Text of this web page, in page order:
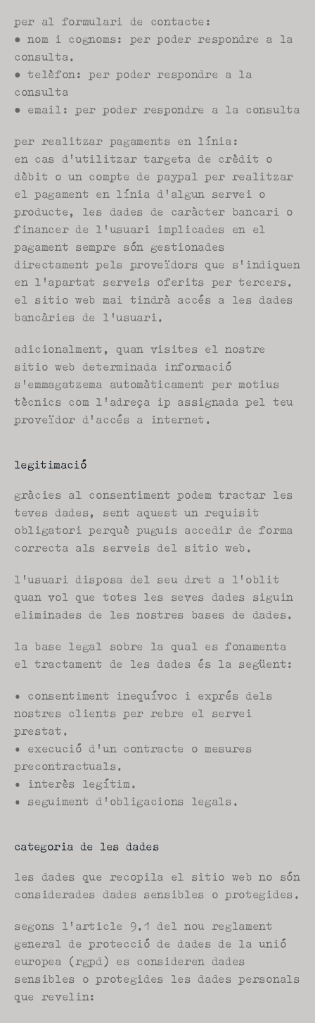
per al formulari de contacte:
● nom i cognoms: per poder respondre a la
consulta.
● telèfon: per poder respondre a la
consulta
● email: per poder respondre a la consulta
per realitzar pagaments en línia:
en cas d'utilitzar targeta de crèdit o
dèbit o un compte de paypal per realitzar
el pagament en línia d'algun servei o
producte, les dades de caràcter bancari o
financer de l'usuari implicades en el
pagament sempre són gestionades
directament pels proveïdors que s'indiquen
en l'apartat serveis oferits per tercers.
el sitio web mai tindrà accés a les dades
bancàries de l'usuari.
adicionalment, quan visites el nostre
sitio web determinada informació
s'emmagatzema automàticament per motius
tècnics com l'adreça ip assignada pel teu
proveïdor d'accés a internet.
legitimació
gràcies al consentiment podem tractar les
teves dades, sent aquest un requisit
obligatori perquè puguis accedir de forma
correcta als serveis del sitio web.
l'usuari disposa del seu dret a l'oblit
quan vol que totes les seves dades siguin
eliminades de les nostres bases de dades.
la base legal sobre la qual es fonamenta
el tractament de les dades és la següent:
• consentiment inequívoc i exprés dels
nostres clients per rebre el servei
prestat.
• execució d'un contracte o mesures
precontractuals.
• interès legítim.
• seguiment d'obligacions legals.
categoria de les dades
les dades que recopila el sitio web no són
considerades dades sensibles o protegides.
segons l'article 9.1 del nou reglament
general de protecció de dades de la unió
europea (rgpd) es consideren dades
sensibles o protegides les dades personals
que revelin: